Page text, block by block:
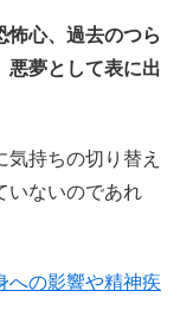
怖心、過去のつら
悪夢として表に出
持ちの切り替え
いないのであれ
への影響や精神疾